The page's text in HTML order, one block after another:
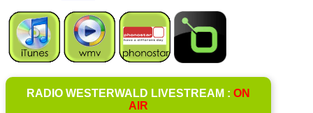
RADIO WESTERWALD LIVESTREAM : ON
AIR